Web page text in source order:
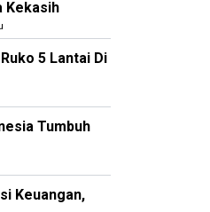
Kekasih
5 Lantai Di
Tumbuh
Keuangan,